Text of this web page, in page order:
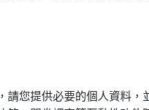
您提供必要的個人資料